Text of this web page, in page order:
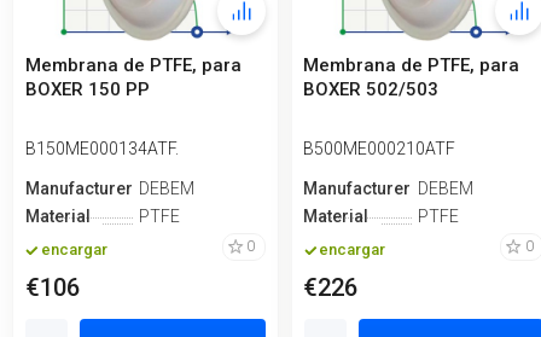
Membrana de PTFE, para
BOXER 150 PP
B150ME000134ATF.
ManufactureroDEBEM
Material
PTFE
encargar 0
€106
Membrana de PTFE, para
BOXER 502/503
B500ME000210ATF
ManufactureroDEBEM
Material
PTFE
encargar 0
€226